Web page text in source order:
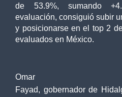
de 53.9%, sumando
evaluación, consiguió subir
y posicionarse en el top 2
evaluados en México.
Omar
Fayad, gobernador de